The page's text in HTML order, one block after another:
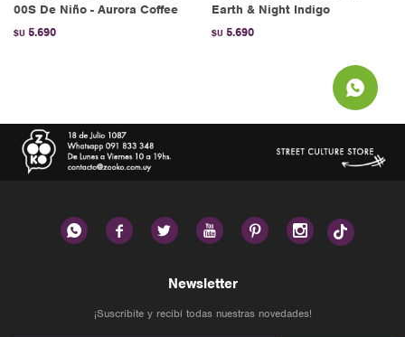
00S De Niño - Aurora Coffee
$U 5.690
Earth & Night Indigo
$U 5.690
     
Newsletter
¡Suscribite y recibí todas nuestras novedades!